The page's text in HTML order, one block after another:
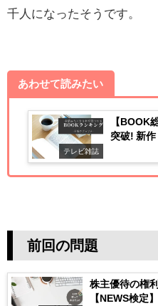
千人になったそうです。
あわせて読みたい
テレビ雑誌
【BOOK
突破! 新
前回の問題
株主優待の権
【NEWS検定】